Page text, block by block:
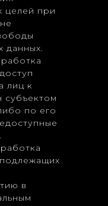
целей при
данных.
лиц к
субъектом
по его
в